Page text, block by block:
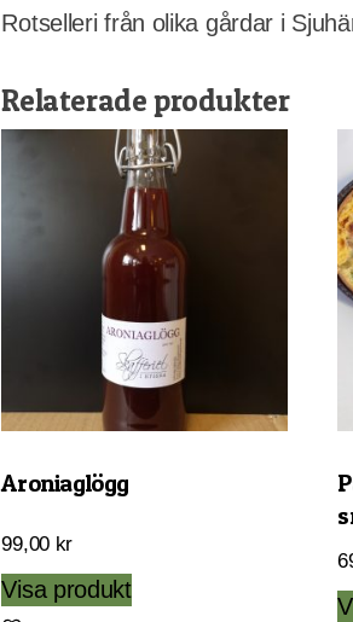
Rotselleri från olika gårdar i
Relaterade produkter
Aroniaglögg
99,00 kr
Visa produkt